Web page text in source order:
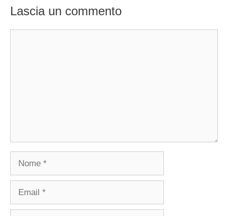
Lascia un commento